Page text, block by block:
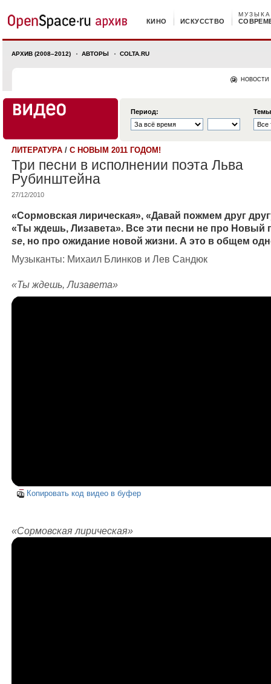
КИНО ИСКУССТВО
МУЗЫКА
АРХИВ (2008–2012) АВТОРЫ COLTA.RU
НОВОСТИ
Период:
ЛИТЕРАТУРА / С НОВЫМ 2011 ГОДОМ!
Три песни в исполнении поэта Льва
Рубинштейна
27/12/2010
«Сормовская лирическая», «Давай пожмем друг
«Ты ждешь, Лизавета». Все эти песни не про Новый
se, но про ожидание новой жизни. А это в общем
Музыканты: Михаил Блинков и Лев Сандюк
«Ты ждешь, Лизавета»
Копировать код видео в буфер
«Сормовская лирическая»